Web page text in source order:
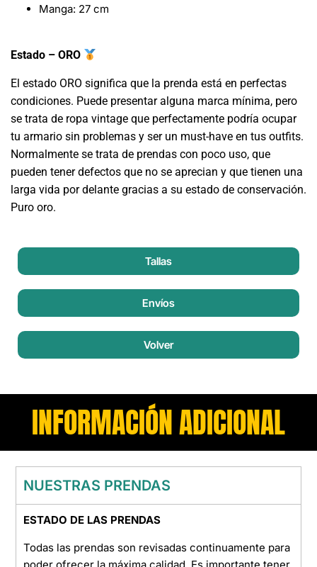
Manga: 27 cm
Estado – ORO
El estado ORO significa que la prenda está en perfectas
condiciones. Puede presentar alguna marca mínima, pero
se trata de ropa vintage que perfectamente podría ocupar
tu armario sin problemas y ser un must-have en tus outfits.
Normalmente se trata de prendas con poco uso, que
pueden tener defectos que no se aprecian y que tienen una
larga vida por delante gracias a su estado de conservación.
Puro oro.
Tallas
Envíos
Volver
INFORMACIÓN ADICIONAL
NUESTRAS PRENDAS
ESTADO DE LAS PRENDAS
Todas las prendas son revisadas continuamente para